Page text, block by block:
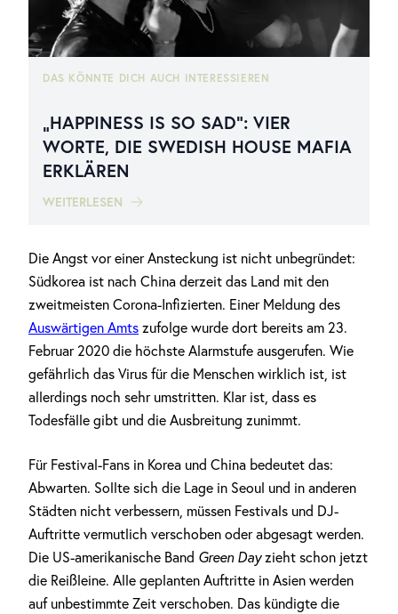
DAS KÖNNTE DICH AUCH INTERESSIEREN
„HAPPINESS IS SO SAD“: VIER
WORTE, DIE SWEDISH HOUSE MAFIA
ERKLÄREN
WEITERLESEN
Die Angst vor einer Ansteckung ist nicht unbegründet:
Südkorea ist nach China derzeit das Land mit den
zweitmeisten Corona-Infizierten. Einer Meldung des
Auswärtigen Amts zufolge wurde dort bereits am 23.
Februar 2020 die höchste Alarmstufe ausgerufen. Wie
gefährlich das Virus für die Menschen wirklich ist, ist
allerdings noch sehr umstritten. Klar ist, dass es
Todesfälle gibt und die Ausbreitung zunimmt.
Für Festival-Fans in Korea und China bedeutet das:
Abwarten. Sollte sich die Lage in Seoul und in anderen
Städten nicht verbessern, müssen Festivals und DJ-
Auftritte vermutlich verschoben oder abgesagt werden.
Die US-amerikanische Band Green Dayzieht schon jetzt
die Reißleine. Alle geplanten Auftritte in Asien werden
auf unbestimmte Zeit verschoben. Das kündigte die